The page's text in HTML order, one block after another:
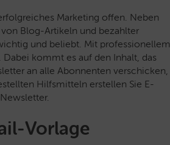
Marketing offen. Neben
Blog-Artikeln und bezahlter
und beliebt. Mit professionellem
kommt es auf den Inhalt, das
an alle Abonnenten verschicken,
Hilfsmitteln erstellen Sie E-
Vorlage